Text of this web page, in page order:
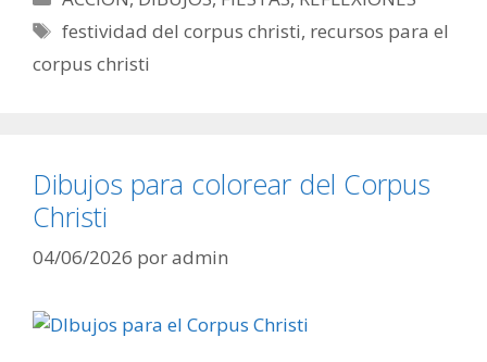
Etiquetas
festividad del corpus christi, recursos para el
corpus christi
Dibujos para colorear del Corpus
Christi
04/06/2026 poradmin